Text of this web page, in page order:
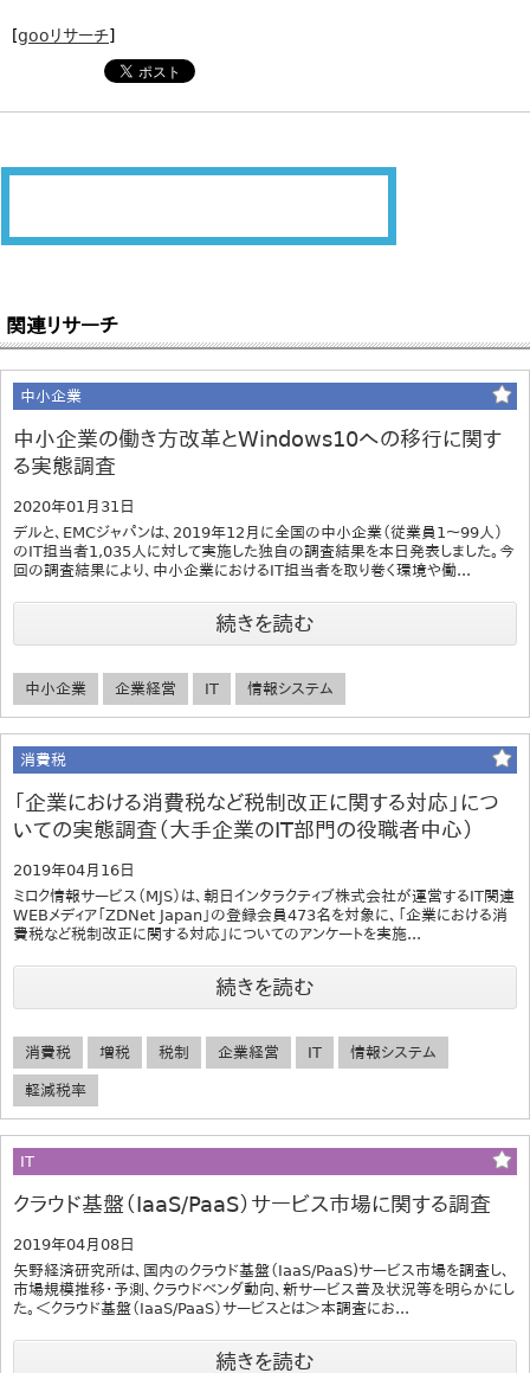
[gooリサーチ]
関連リサーチ
中小企業
中小企業の働き方改革とWindows10への移行に関す
る実態調査
2020年01月31日
デルと、EMCジャパンは、2019年12月に全国の中小企業（従業員1～99人）
のIT担当者1,035人に対して実施した独自の調査結果を本日発表しました。今
回の調査結果により、中小企業におけるIT担当者を取り巻く環境や働...
続きを読む
中小企業 企業経営 IT 情報システム
消費税
「企業における消費税など税制改正に関する対応」につ
いての実態調査（大手企業のIT部門の役職者中心）
2019年04月16日
ミロク情報サービス（MJS）は、朝日インタラクティブ株式会社が運営するIT関連
WEBメディア「ZDNet Japan」の登録会員473名を対象に、「企業における消
費税など税制改正に関する対応」についてのアンケートを実施...
続きを読む
消費税 増税 税制 企業経営 IT 情報システム
軽減税率
IT
クラウド基盤（IaaS/PaaS）サービス市場に関する調査
2019年04月08日
矢野経済研究所は、国内のクラウド基盤（IaaS/PaaS)サービス市場を調査し、
市場規模推移・予測、クラウドベンダ動向、新サービス普及状況等を明らかにし
た。＜クラウド基盤（IaaS/PaaS）サービスとは＞本調査にお...
続きを読む